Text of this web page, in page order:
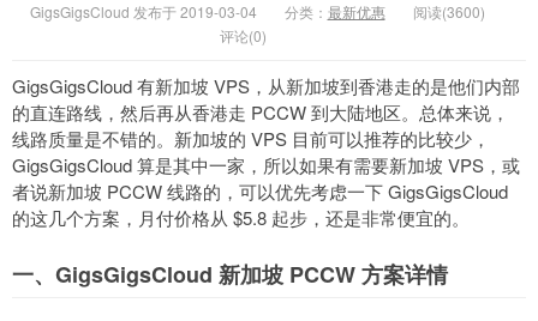
GigsGigsCloud 发布于 2019-03-04 分类： 最新优惠
阅读(3600)
评论(0)
GigsGigsCloud 有新加坡 VPS，从新加坡到香港走的是他们内部
的直连路线，然后再从香港走 PCCW 到大陆地区。总体来说，
线路质量是不错的。新加坡的 VPS 目前可以推荐的比较少，
GigsGigsCloud 算是其中一家，所以如果有需要新加坡 VPS，或
者说新加坡 PCCW 线路的，可以优先考虑一下 GigsGigsCloud
的这几个方案，月付价格从 $5.8 起步，还是非常便宜的。
一、GigsGigsCloud 新加坡 PCCW 方案详情